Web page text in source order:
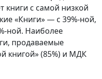
книги с самой низкой
«Книги» — с 39%-ной,
ной. Наиболее
продаваемые
книгой» (85%) и МДК